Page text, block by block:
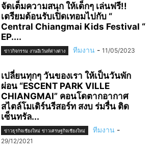
จัดเต็มความสนุก ให้เด็กๆ เล่นฟรี!!
เตรียมต้อนรับเปิดเทอมไปกับ “
Central Chiangmai Kids Festival “
EP....
ข่าวกิจกรรม งานอีเว้นท์ต่างต่าง ทีมงาน - 11/05/2023
เปลี่ยนทุกๆ วันของเรา ให้เป็นวันพัก
ผ่อน “ESCENT PARK VILLE
CHIANGMAI” คอนโดตากอากาศ
สไตล์โมเดิร์นรีสอร์ท สงบ ร่มรื่น ติด
เซ็นทรัล...
ข่าวธุรกิจเชียงใหม่ ข่าวเศรษฐกิจเชียงใหม่ ทีมงาน -
29/12/2021